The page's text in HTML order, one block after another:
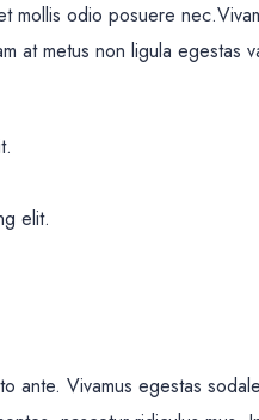
mollis odio posuere
at metus non ligula egestas
elit.
ante. Vivamus egestas